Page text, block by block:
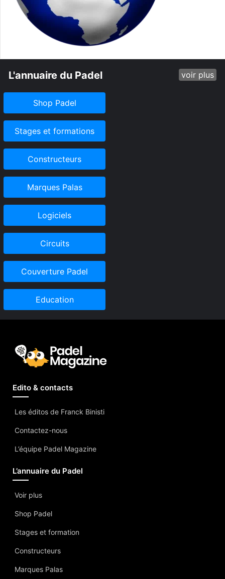
L'annuaire du Padel voir plus
Shop Padel
Stages et formations
Constructeurs
Marques Palas
Logiciels
Circuits
Couverture Padel
Education
Edito & contacts
Les éditos de Franck Binisti
Contactez-nous
L’équipe Padel Magazine
L’annuaire du Padel
Voir plus
Shop Padel
Stages et formation
Constructeurs
Marques Palas